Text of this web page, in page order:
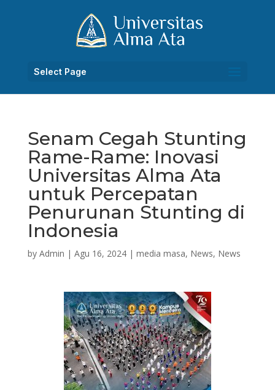
Select Page
Senam Cegah Stunting
Rame-Rame: Inovasi
Universitas Alma Ata
untuk Percepatan
Penurunan Stunting di
Indonesia
by Admin | Agu 16, 2024| media masa, News, News